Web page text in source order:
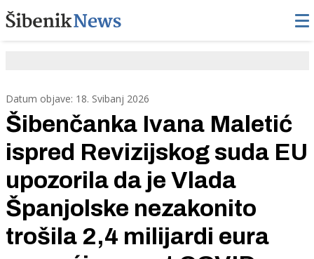
Datum objave: 18. Svibanj 2026
Šibenčanka Ivana Maletić
ispred Revizijskog suda EU
upozorila da je Vlada
Španjolske nezakonito
trošila 2,4 milijardi eura